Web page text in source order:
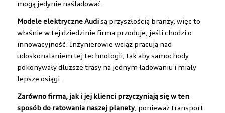
mogą jedynie naśladować.
Modele elektryczne Audisą przyszłością branży, więc to
właśnie w tej dziedzinie firma przoduje, jeśli chodzi o
innowacyjność. Inżynierowie wciąż pracują nad
udoskonalaniem tej technologii, tak aby samochody
pokonywały dłuższe trasy na jednym ładowaniu i miały
lepsze osiągi.
Zarówno firma, jak i jej klienci przyczyniają się w ten
sposób do ratowania naszej planety, ponieważ transport